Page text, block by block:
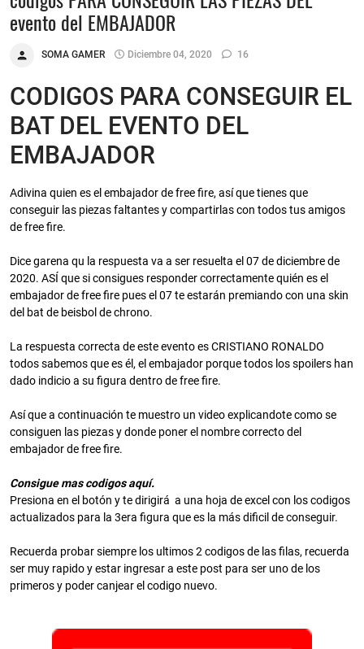
evento del EMBAJADOR
SOMA GAMER Diciembre 04, 2020 16
CODIGOS PARA CONSEGUIR EL
BAT DEL EVENTO DEL
EMBAJADOR
Adivina quien es el embajador de free fire, así que tienes que
conseguir las piezas faltantes y compartirlas con todos tus amigos
de free fire.
Dice garena qu la respuesta va a ser resuelta el 07 de diciembre de
2020. ASÍ que si consigues responder correctamente quién es el
embajador de free fire pues el 07 te estarán premiando con una skin
del bat de beisbol de chrono.
La respuesta correcta de este evento es CRISTIANO RONALDO
todos sabemos que es él, el embajador porque todos los spoilers han
dado indicio a su figura dentro de free fire.
Así que a continuación te muestro un video explicandote como se
consiguen las piezas y donde poner el nombre correcto del
embajador de free fire.
Consigue mas codigos aquí.
Presiona en el botón y te dirigirá a una hoja de excel con los codigos
actualizados para la 3era figura que es la más dificil de conseguir.
Recuerda probar siempre los ultimos 2 codigos de las filas, recuerda
ser muy rapido y estar ingresar a este post para ser uno de los
primeros y poder canjear el codigo nuevo.